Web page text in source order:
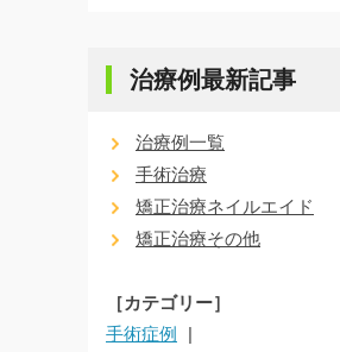
治療例最新記事
治療例一覧
手術治療
矯正治療ネイルエイド
矯正治療その他
［カテゴリー］
手術症例